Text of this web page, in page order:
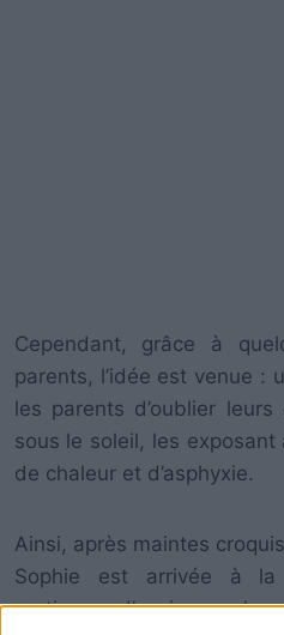
Cependant, grâce à
parents, l’idée est venue :
les parents d’oublier
sous le soleil, les exposant
de chaleur et d’asphyxie.
Ainsi, après maintes
Sophie est arrivée à la
pratique d’avoir